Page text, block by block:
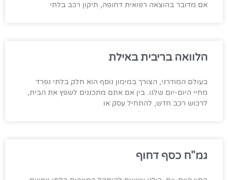
אם מדובר בהוצאה רפואית דחופה, תיקון רכב בלתי
הלוואה בריבית באילת
בעולם המודרני, הצורך במימון נוסף הוא חלק בלתי נפרד
מחיי היום-יום שלנו. בין אם אתם מתכננים לשפץ את הבית,
לרכוש רכב חדש, להתחיל עסק או
גמ"ח כסף דחוף